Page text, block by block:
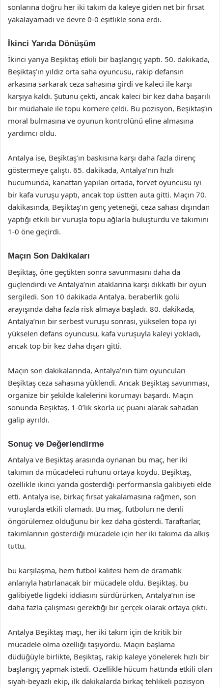
sonlarına doğru her iki takım da kaleye giden net bir fırsat
yakalayamadı ve devre 0-0 eşitlikle sona erdi.
İkinci Yarıda Dönüşüm
İkinci yarıya Beşiktaş etkili bir başlangıç yaptı. 50. dakikada,
Beşiktaş’ın yıldız orta saha oyuncusu, rakip defansın
arkasına sarkarak ceza sahasına girdi ve kaleci ile karşı
karşıya kaldı. Şutunu çekti, ancak kaleci bir kez daha başarılı
bir müdahale ile topu kornere çeldi. Bu pozisyon, Beşiktaş’ın
moral bulmasına ve oyunun kontrolünü eline almasına
yardımcı oldu.
Antalya ise, Beşiktaş’ın baskısına karşı daha fazla direnç
göstermeye çalıştı. 65. dakikada, Antalya’nın hızlı
hücumunda, kanattan yapılan ortada, forvet oyuncusu iyi
bir kafa vuruşu yaptı, ancak top üstten auta gitti. Maçın 70.
dakikasında, Beşiktaş’ın genç yeteneği, ceza sahası dışından
yaptığı etkili bir vuruşla topu ağlarla buluşturdu ve takımını
1-0 öne geçirdi.
Maçın Son Dakikaları
Beşiktaş, öne geçtikten sonra savunmasını daha da
güçlendirdi ve Antalya’nın ataklarına karşı dikkatli bir oyun
sergiledi. Son 10 dakikada Antalya, beraberlik golü
arayışında daha fazla risk almaya başladı. 80. dakikada,
Antalya’nın bir serbest vuruşu sonrası, yükselen topa iyi
yükselen defans oyuncusu, kafa vuruşuyla kaleyi yokladı,
ancak top bir kez daha dışarı gitti.
Maçın son dakikalarında, Antalya’nın tüm oyuncuları
Beşiktaş ceza sahasına yüklendi. Ancak Beşiktaş savunması,
organize bir şekilde kalelerini korumayı başardı. Maçın
sonunda Beşiktaş, 1-0’lık skorla üç puanı alarak sahadan
galip ayrıldı.
Sonuç ve Değerlendirme
Antalya ve Beşiktaş arasında oynanan bu maç, her iki
takımın da mücadeleci ruhunu ortaya koydu. Beşiktaş,
özellikle ikinci yarıda gösterdiği performansla galibiyeti elde
etti. Antalya ise, birkaç fırsat yakalamasına rağmen, son
vuruşlarda etkili olamadı. Bu maç, futbolun ne denli
öngörülemez olduğunu bir kez daha gösterdi. Taraftarlar,
takımlarının gösterdiği mücadele için her iki takıma da alkış
tuttu.
bu karşılaşma, hem futbol kalitesi hem de dramatik
anlarıyla hatırlanacak bir mücadele oldu. Beşiktaş, bu
galibiyetle ligdeki iddiasını sürdürürken, Antalya’nın ise
daha fazla çalışması gerektiği bir gerçek olarak ortaya çıktı.
Antalya Beşiktaş maçı, her iki takım için de kritik bir
mücadele olma özelliği taşıyordu. Maçın başlama
düdüğüyle birlikte, Beşiktaş, rakip kaleye yönelerek hızlı bir
başlangıç yapmak istedi. Özellikle hücum hattında etkili olan
siyah-beyazlı ekip, ilk dakikalarda birkaç tehlikeli pozisyon